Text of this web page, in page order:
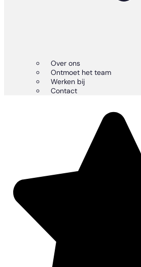
Over ons
Ontmoet het team
Werken bij
Contact